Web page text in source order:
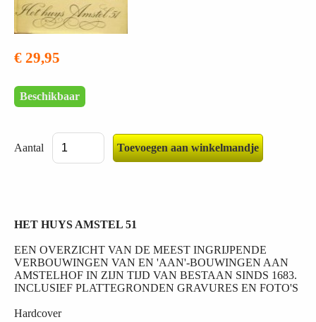
€ 29,95
Beschikbaar
Aantal
HET HUYS AMSTEL 51
EEN OVERZICHT VAN DE MEEST INGRIJPENDE
VERBOUWINGEN VAN EN 'AAN'-BOUWINGEN AAN
AMSTELHOF IN ZIJN TIJD VAN BESTAAN SINDS 1683.
INCLUSIEF PLATTEGRONDEN GRAVURES EN FOTO'S
Hardcover